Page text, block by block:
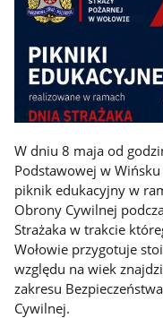
W dniu 8 maja od
Podstawowej w
piknik edukacyjny w
Obrony Cywilnej
Strażaka w trakcie
Wołowie przygotuje
względu na wiek
zakresu
Cywilnej.